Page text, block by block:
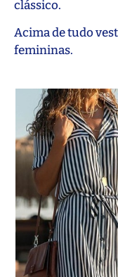
clássico.
Acima de tudo
femininas.